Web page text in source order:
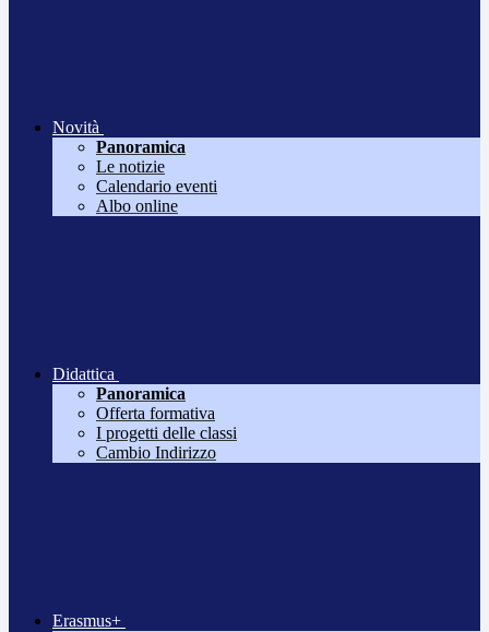
Novità
Panoramica
Le notizie
Calendario eventi
Albo online
Didattica
Panoramica
Offerta formativa
I progetti delle classi
Cambio Indirizzo
Erasmus+